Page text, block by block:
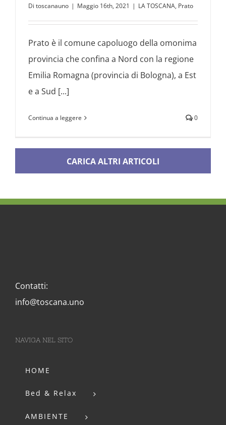
Di toscanauno | Maggio 16th, 2021 | LA TOSCANA, Prato
Prato è il comune capoluogo della omonima
provincia che confina a Nord con la regione
Emilia Romagna (provincia di Bologna), a Est
e a Sud [...]
Continua a leggere 0
CARICA ALTRI ARTICOLI
Contatti:
info@toscana.uno
NAVIGA NEL SITO
HOME
Bed & Relax
AMBIENTE